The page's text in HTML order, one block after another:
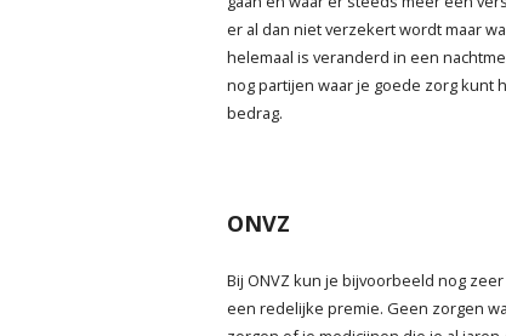
er al dan niet verzekert wordt maar
helemaal is veranderd in een
nog partijen waar je goede zorg kunt
bedrag.
ONVZ
Bij ONVZ kun je bijvoorbeeld nog
een redelijke premie. Geen zorgen